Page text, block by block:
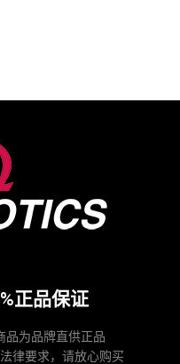
正品保证
品为品牌直供正品
律要求，请放心购买